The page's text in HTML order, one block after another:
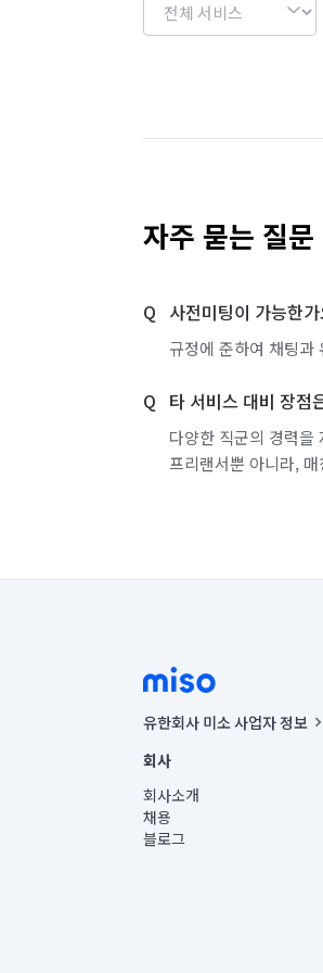
자주 묻는 질문
사전미팅이 가능한
규정에 준하여 채팅과
타 서비스 대비 장점
다양한 직군의 경력을
프리랜서뿐 아니라,
유한회사 미소 사업자 정보
사업자등록번호 : 291-87-
통신판매신고번호 : 2024-서
대표이사 : CHING VICTOR
주소 | 본사: 서울특별시 종로
컨택센터 : 서울특별시 종로
회사
회사소개
채용
블로그